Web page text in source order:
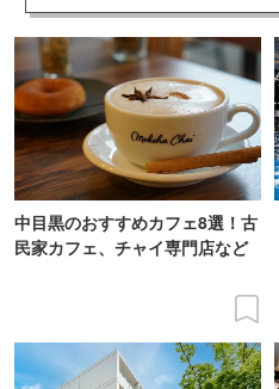
中目黒のおすすめカフェ8選！古
民家カフェ、チャイ専門店など